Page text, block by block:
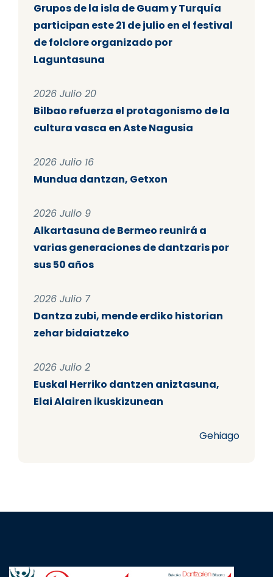
Grupos de la isla de Guam y Turquía
participan este 21 de julio en el festival
de folclore organizado por
Laguntasuna
2026 Julio 20
Bilbao refuerza el protagonismo de la
cultura vasca en Aste Nagusia
2026 Julio 16
Mundua dantzan, Getxon
2026 Julio 9
Alkartasuna de Bermeo reunirá a
varias generaciones de dantzaris por
sus 50 años
2026 Julio 7
Dantza zubi, mende erdiko historian
zehar bidaiatzeko
2026 Julio 2
Euskal Herriko dantzen aniztasuna,
Elai Alairen ikuskizunean
Gehiago